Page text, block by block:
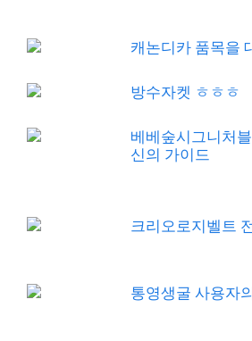
캐논디카 품목을
방수자켓 ㅎㅎㅎ
베베숲시그니처
신의 가이드
크리오로지벨트
통영생굴 사용자